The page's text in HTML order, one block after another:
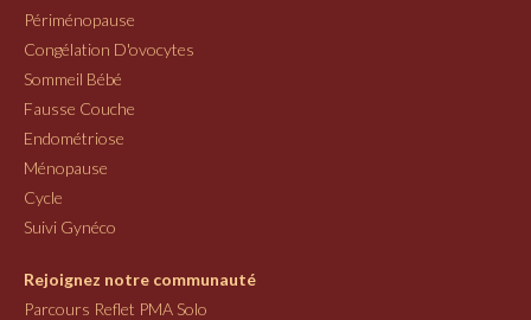
Périménopause
Congélation D'ovocytes
Sommeil Bébé
Fausse Couche
Endométriose
Ménopause
Cycle
Suivi Gynéco
Rejoignez notre communauté
Parcours Reflet PMA Solo